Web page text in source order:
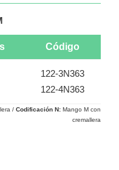
Código
122-3N363
122-4N363
/ Codificación N: Mango M con
cremallera